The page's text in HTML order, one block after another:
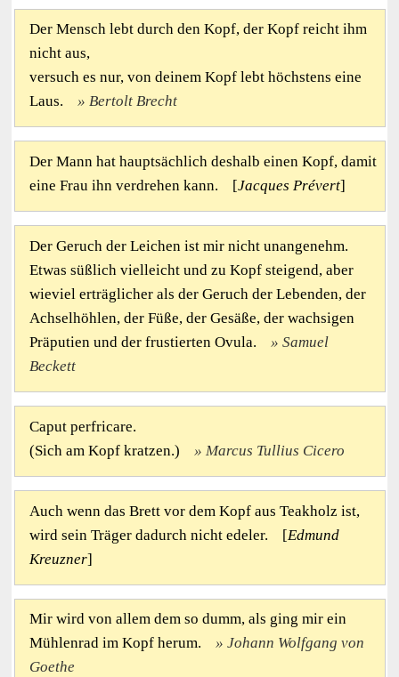
Der Mensch lebt durch den Kopf, der Kopf reicht ihm
nicht aus,
versuch es nur, von deinem Kopf lebt höchstens eine
Laus.
Bertolt Brecht
Der Mann hat hauptsächlich deshalb einen Kopf, damit
eine Frau ihn verdrehen kann. [Jacques Prévert]
Der Geruch der Leichen ist mir nicht unangenehm.
Etwas süßlich vielleicht und zu Kopf steigend, aber
wieviel erträglicher als der Geruch der Lebenden, der
Achselhöhlen, der Füße, der Gesäße, der wachsigen
Präputien und der frustierten Ovula.
Samuel
Beckett
Caput perfricare.
(Sich am Kopf kratzen.)
Marcus Tullius Cicero
Auch wenn das Brett vor dem Kopf aus Teakholz ist,
wird sein Träger dadurch nicht edeler. [Edmund
Kreuzner]
Mir wird von allem dem so dumm, als ging mir ein
Mühlenrad im Kopf herum.
Johann Wolfgang von
Goethe